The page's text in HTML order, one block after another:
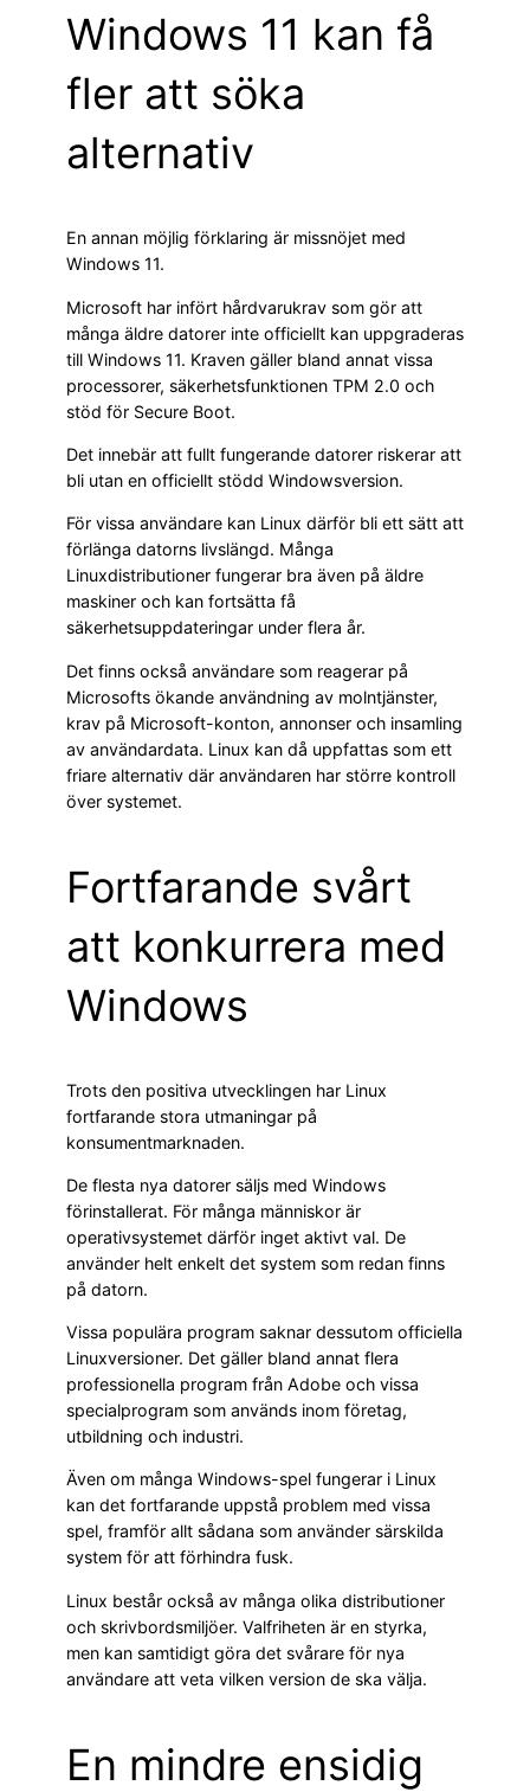
Windows 11 kan få
fler att söka
alternativ
En annan möjlig förklaring är missnöjet med
Windows 11.
Microsoft har infört hårdvarukrav som gör att
många äldre datorer inte officiellt kan uppgraderas
till Windows 11. Kraven gäller bland annat vissa
processorer, säkerhetsfunktionen TPM 2.0 och
stöd för Secure Boot.
Det innebär att fullt fungerande datorer riskerar att
bli utan en officiellt stödd Windowsversion.
För vissa användare kan Linux därför bli ett sätt att
förlänga datorns livslängd. Många
Linuxdistributioner fungerar bra även på äldre
maskiner och kan fortsätta få
säkerhetsuppdateringar under flera år.
Det finns också användare som reagerar på
Microsofts ökande användning av molntjänster,
krav på Microsoft-konton, annonser och insamling
av användardata. Linux kan då uppfattas som ett
friare alternativ där användaren har större kontroll
över systemet.
Fortfarande svårt
att konkurrera med
Windows
Trots den positiva utvecklingen har Linux
fortfarande stora utmaningar på
konsumentmarknaden.
De flesta nya datorer säljs med Windows
förinstallerat. För många människor är
operativsystemet därför inget aktivt val. De
använder helt enkelt det system som redan finns
på datorn.
Vissa populära program saknar dessutom officiella
Linuxversioner. Det gäller bland annat flera
professionella program från Adobe och vissa
specialprogram som används inom företag,
utbildning och industri.
Även om många Windows-spel fungerar i Linux
kan det fortfarande uppstå problem med vissa
spel, framför allt sådana som använder särskilda
system för att förhindra fusk.
Linux består också av många olika distributioner
och skrivbordsmiljöer. Valfriheten är en styrka,
men kan samtidigt göra det svårare för nya
användare att veta vilken version de ska välja.
En mindre ensidig